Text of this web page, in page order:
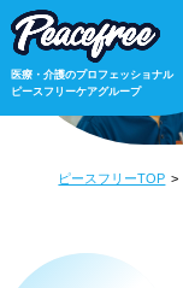
医療・介護のプロフェッショナル
ピースフリーケアグループ
ピースフリーTOP